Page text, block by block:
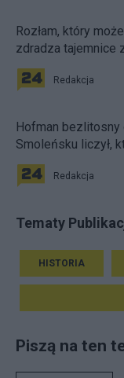
Rozłam, który
zdradza tajemnice
Redakcja
Hofman bezlitosny
Smoleńsku liczył,
Redakcja
Tematy
HISTORIA
Piszą na ten